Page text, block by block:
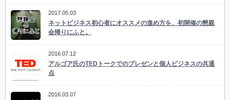
2017.05.03
ネットビジネス初心者にオススメの進め方を、初開催の懇親
会帰りにふと。
2016.07.12
アルゴア氏のTEDトークでのプレゼンと個人ビジネスの共通
点
2016.03.07